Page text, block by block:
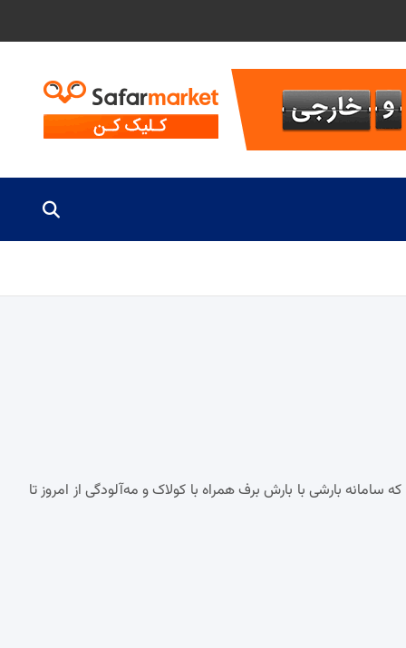
سامانه بارشی با بارش برف همراه با کولاک و مه‌آلودگی از امروز تا